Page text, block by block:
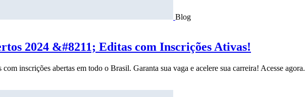
Blog
2024 &#8211; Editas com Inscrições Ativas!
inscrições abertas em todo o Brasil. Garanta sua vaga e acelere sua carreira! Acesse agora.